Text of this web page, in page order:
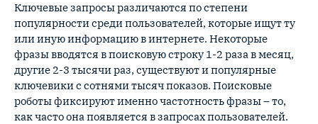
Ключевые запросы различаются по степени
популярности среди пользователей, которые ищут ту
или иную информацию в интернете. Некоторые
фразы вводятся в поисковую строку 1-2 раза в месяц,
другие 2-3 тысячи раз, существуют и популярные
ключевики с сотнями тысяч показов. Поисковые
роботы фиксируют именно частотность фразы – то,
как часто она появляется в запросах пользователей.